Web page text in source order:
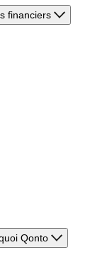
financiers
Qonto